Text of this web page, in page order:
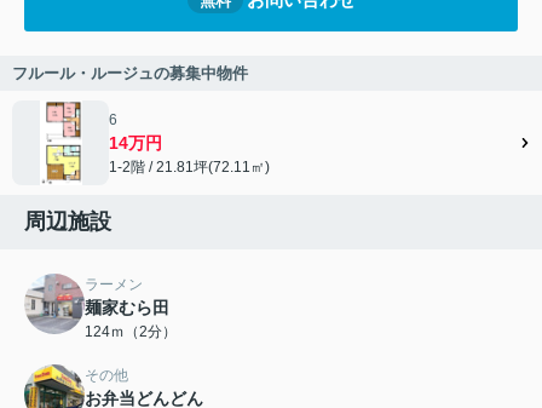
フルール・ルージュの募集中物件
6
14万円
1-2階 / 21.81坪(72.11㎡)
周辺施設
ラーメン
麺家むら田
124ｍ（2分）
その他
お弁当どんどん